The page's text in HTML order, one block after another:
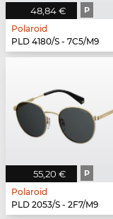
48,84 € P
Polaroid
PLD 4180/S - 7C5/M9
55,20 € P
Polaroid
PLD 2053/S - 2F7/M9